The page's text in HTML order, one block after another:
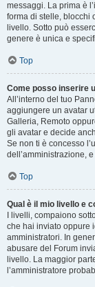
messaggi. La prima è
forma di stelle, blocchi
livello. Sotto può
genere è unica e
Top
Come posso inserire
All’interno del tuo
aggiungere un avatar
Galleria, Remoto
gli avatar e decide
Se non ti è concesso
dell’amministrazione,
Top
Qual è il mio livello e
I livelli, compaiono
che hai inviato oppure
amministratori. In
abusare del Forum
livello. La maggior
l’amministratore